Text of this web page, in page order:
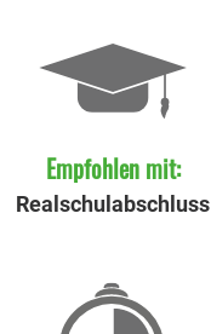
Empfohlen mit:
Realschulabschluss